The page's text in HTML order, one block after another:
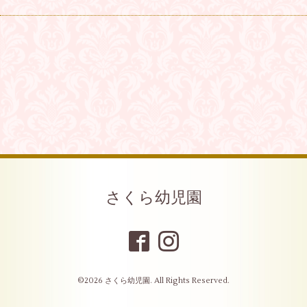
さくら幼児園
©2026 さくら幼児園. All Rights Reserved.